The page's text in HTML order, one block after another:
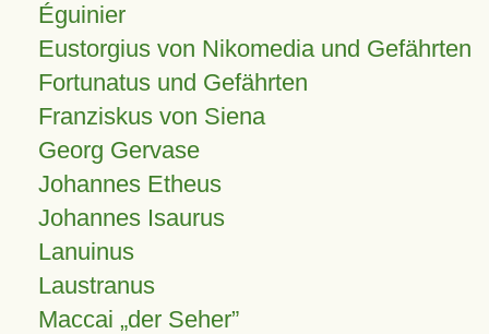
Éguinier
Eustorgius von Nikomedia und Gefährten
Fortunatus und Gefährten
Franziskus von Siena
Georg Gervase
Johannes Etheus
Johannes Isaurus
Lanuinus
Laustranus
Maccai „der Seher”